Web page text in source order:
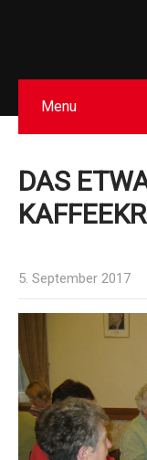
Menu
DAS
5. September 2017